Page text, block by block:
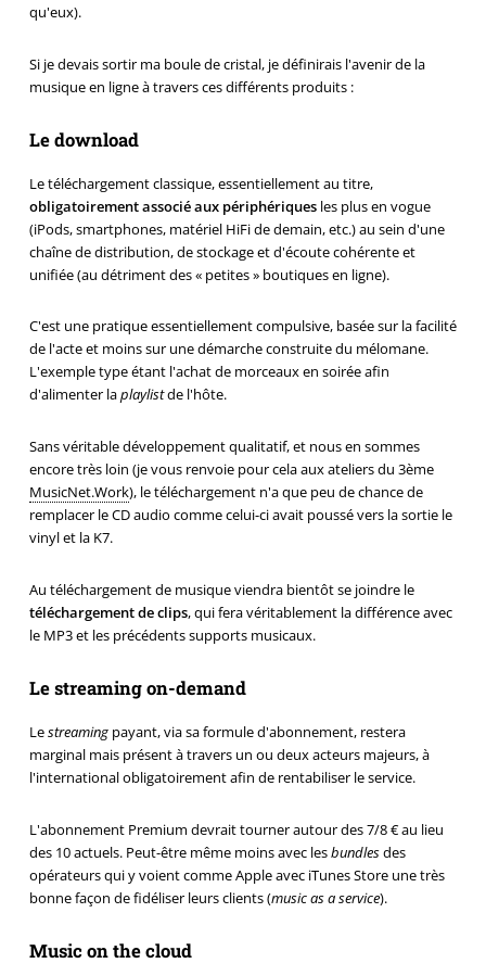
qu'eux).
Si je devais sortir ma boule de cristal, je définirais l'avenir de la
musique en ligne à travers ces différents produits :
Le download
Le téléchargement classique, essentiellement au titre,
obligatoirement associé aux périphériquesles plus en vogue
(iPods, smartphones, matériel HiFi de demain, etc.) au sein d'une
chaîne de distribution, de stockage et d'écoute cohérente et
unifiée (au détriment des « petites » boutiques en ligne).
C'est une pratique essentiellement compulsive, basée sur la facilité
de l'acte et moins sur une démarche construite du mélomane.
L'exemple type étant l'achat de morceaux en soirée afin
d'alimenter laplaylistde l'hôte.
Sans véritable développement qualitatif, et nous en sommes
encore très loin (je vous renvoie pour cela aux ateliers du 3ème
MusicNet.Work), le téléchargement n'a que peu de chance de
remplacer le CD audio comme celui-ci avait poussé vers la sortie le
vinyl et la K7.
Au téléchargement de musique viendra bientôt se joindre le
téléchargement de clips, qui fera véritablement la différence avec
le MP3 et les précédents supports musicaux.
Le streaming on-demand
Lestreamingpayant, via sa formule d'abonnement, restera
marginal mais présent à travers un ou deux acteurs majeurs, à
l'international obligatoirement afin de rentabiliser le service.
L'abonnement Premium devrait tourner autour des 7/8 € au lieu
des 10 actuels. Peut-être même moins avec lesbundlesdes
opérateurs qui y voient comme Apple avec iTunes Store une très
bonne façon de fidéliser leurs clients (music as a service).
Music on the cloud